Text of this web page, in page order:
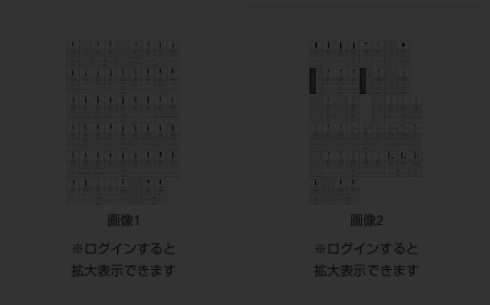
画像1
※ログインすると
拡大表示できます
画像2
※ログインすると
拡大表示できます